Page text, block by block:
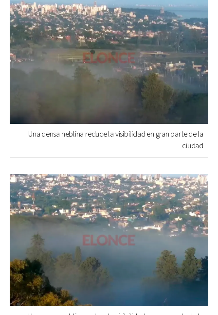
Una densa neblina reduce la visibilidad en gran parte de la
ciudad